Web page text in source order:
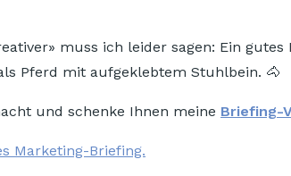
muss ich leider sagen: Ein gutes
Pferd mit aufgeklebtem Stuhlbein. 🐴
und schenke Ihnen meine Briefing-
Marketing-Briefing.